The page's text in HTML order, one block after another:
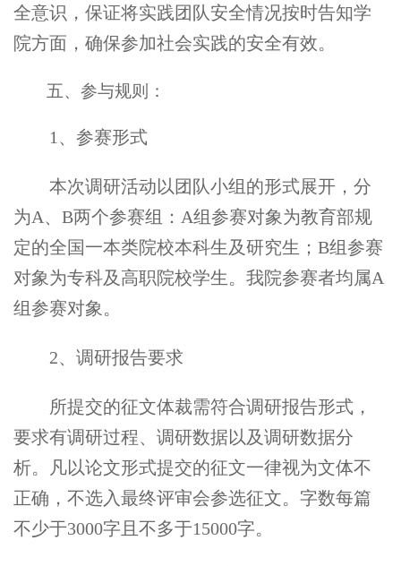
全意识，保证将实践团队安全情况按时告知学
院方面，确保参加社会实践的安全有效。
五、参与规则：
1 、参赛形式
本次调研活动以团队小组的形式展开，分
为A、B两个参赛组：A组参赛对象为教育部规
定的全国一本类院校本科生及研究生；B组参赛
对象为专科及高职院校学生。我院参赛者均属A
组参赛对象。
2、调研报告要求
所提交的征文体裁需符合调研报告形式，
要求有调研过程、调研数据以及调研数据分
析。凡以论文形式提交的征文一律视为文体不
正确，不选入最终评审会参选征文。字数每篇
不少于3000字且不多于15000字。